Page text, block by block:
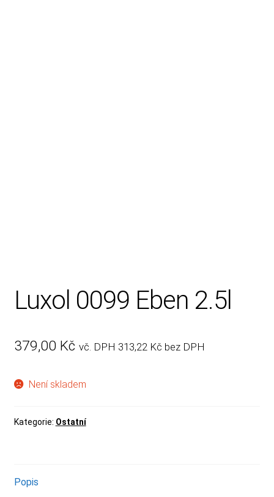
Luxol 0099 Eben 2.5l
379,00 Kč vč. DPH 313,22 Kč bez DPH
Není skladem
Kategorie: Ostatní
Popis